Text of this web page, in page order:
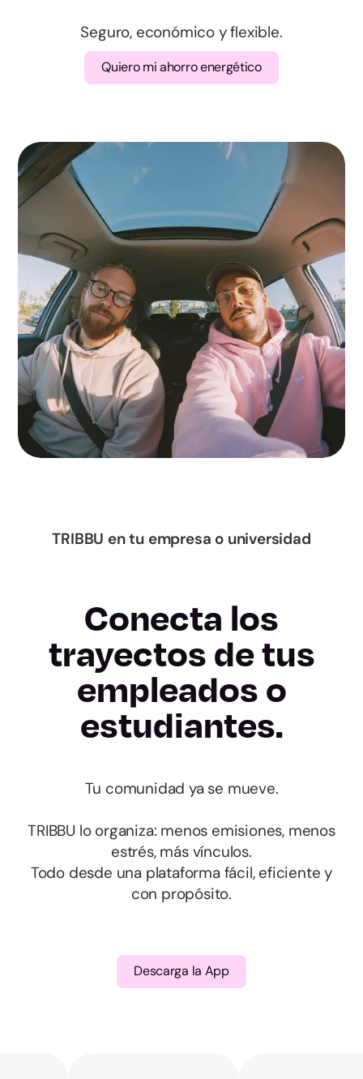
Lugo
Ourense
Pontevedra
Madrid
Murcia
Navarra
Álava
Gipuzkoa
Bizkaia
La Rioja
Melilla
Cádiz
Córdoba
Granada
Jaén
Málaga
Sevilla
Huesca
Teruel
Seguro, económico y flexible.
Quiero mi ahorro energético
TRIBBU en tu empresa o universidad
Conecta los
trayectos de tus
empleados o
estudiantes.
Tu comunidad ya se mueve.
TRIBBU lo organiza: menos emisiones, menos
estrés, más vínculos.
Todo desde una plataforma fácil, eficiente y
con propósito.
Descarga la App